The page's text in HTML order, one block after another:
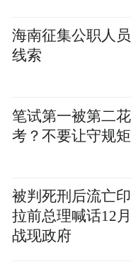
海南征集公职人
线索
笔试第一被第二
考？不要让守规
被判死刑后流亡
拉前总理喊话12
战现政府